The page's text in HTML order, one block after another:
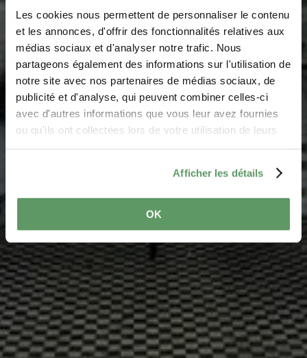
Les cookies nous permettent de personnaliser le contenu
et les annonces, d'offrir des fonctionnalités relatives aux
médias sociaux et d'analyser notre trafic. Nous
partageons également des informations sur l'utilisation de
notre site avec nos partenaires de médias sociaux, de
publicité et d'analyse, qui peuvent combiner celles-ci
avec d'autres informations que vous leur avez fournies
ou qu'ils ont collectées lors de votre utilisation de leurs
Afficher les détails
OK
Regiomat Chicks on
the move
Where? 27, Iewecht Strooss, 6695 Mompach